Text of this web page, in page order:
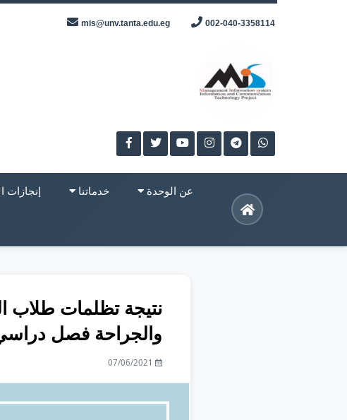
002-040-3358114
mis@unv.tanta.edu.eg
عن الوحدة خدماتنا إنجازات
نتيجة تظلمات طلاب
والجراحة فصل دراسي
07/06/2021